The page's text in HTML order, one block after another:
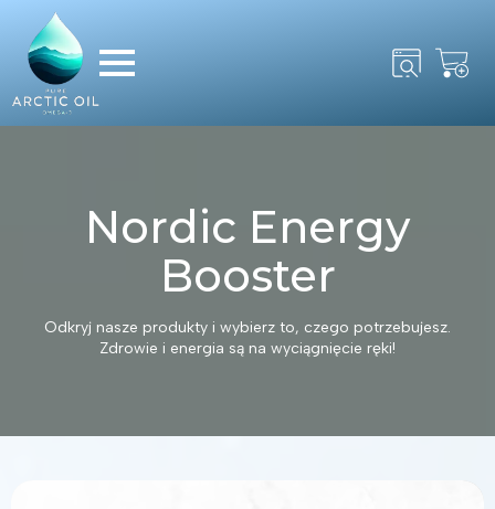
for:
Nordic Energy
Booster
Odkryj nasze produkty i wybierz to, czego potrzebujesz.
Zdrowie i energia są na wyciągnięcie ręki!